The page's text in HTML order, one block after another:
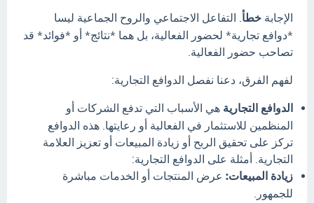
الإجابة خطأ . التفاعل الاجتماعي والروح الجماعية ليسا
*دوافع تجارية* لحضور الفعالية، بل هما *نتائج* أو *فوائد* قد
تصاحب حضور الفعالية.
لفهم الفرق، دعنا نفصل الدوافع التجارية:
الدوافع التجارية هي الأسباب التي تدفع الشركات أو
المنظمين للاستثمار في الفعالية أو رعايتها. هذه الدوافع
تركز على تحقيق الربح أو زيادة المبيعات أو تعزيز العلامة
التجارية. أمثلة على الدوافع التجارية:
زيادة المبيعات: عرض المنتجات أو الخدمات مباشرة
للجمهور.